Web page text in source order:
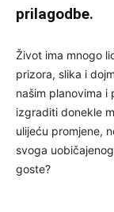
prilagodbe.
Život ima mnogo
prizora, slika i
našim planovima i
izgraditi donekle
ulijeću promjene,
svoga
goste?